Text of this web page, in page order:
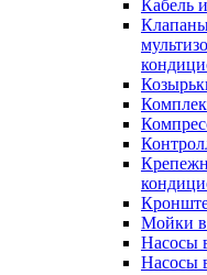
Кабель
Мойки
Насосы
Насосы